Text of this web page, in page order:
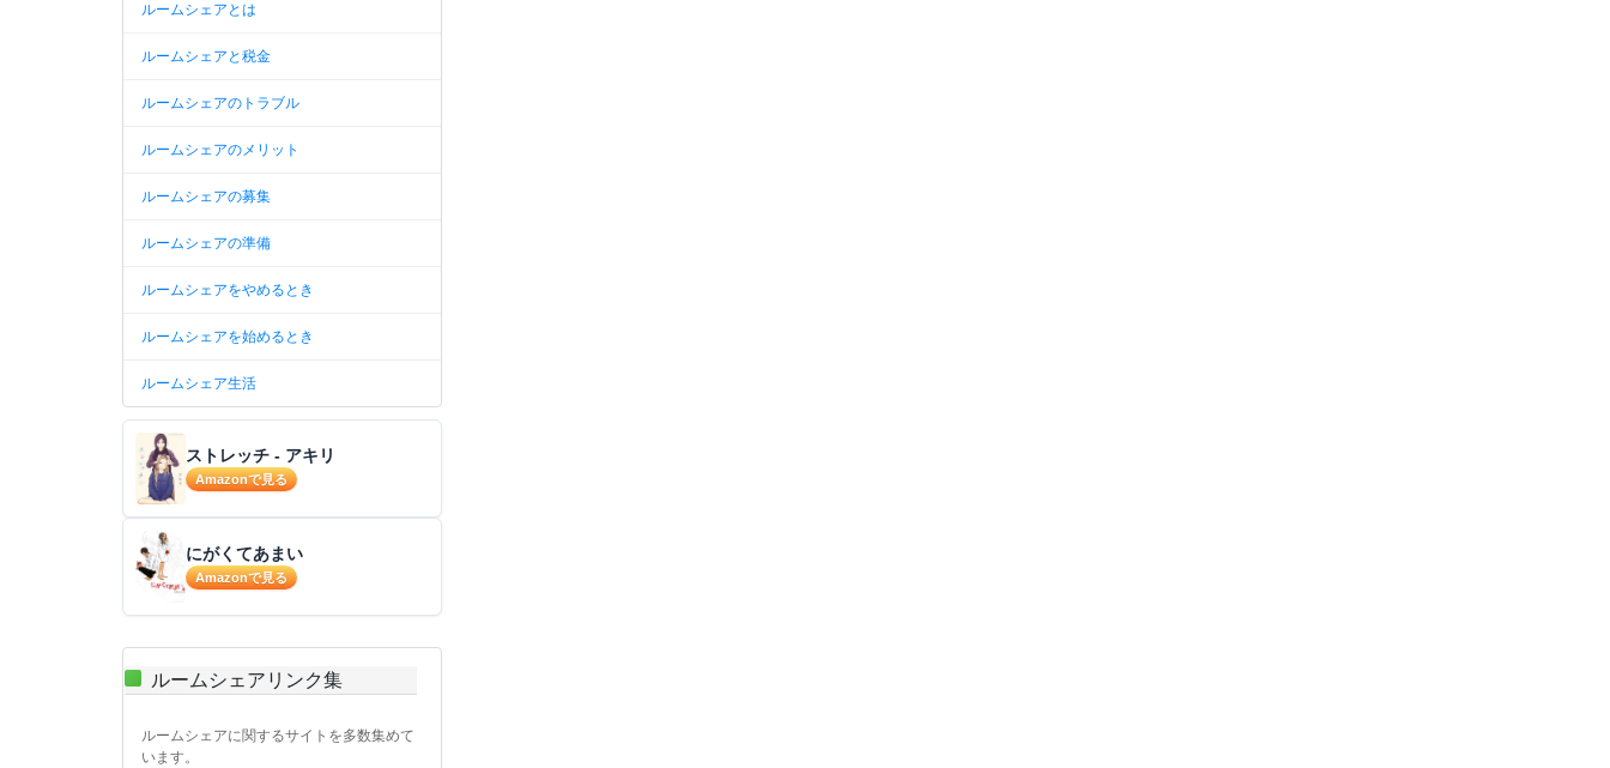
ルームシェアとは
ルームシェアと税金
ルームシェアのトラブル
ルームシェアのメリット
ルームシェアの募集
ルームシェアの準備
ルームシェアをやめるとき
ルームシェアを始めるとき
ルームシェア生活
ストレッチ - アキリ
Amazonで見る
にがくてあまい
Amazonで見る
ルームシェアリンク集
ルームシェアに関するサイトを多数集めて
います。